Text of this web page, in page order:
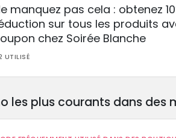
manquez pas cela : obtenez
sur tous les produits
chez Soirée Blanche
UTILISÉ
les plus courants dans des